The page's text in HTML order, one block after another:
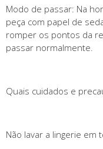
Modo de passar: Na
peça com papel de
romper os pontos da
passar normalmente.
Quais cuidados e
Não lavar a lingerie em